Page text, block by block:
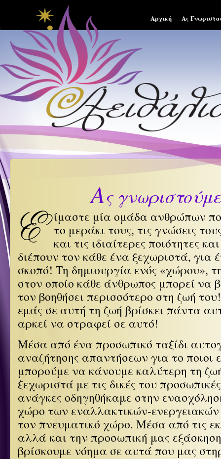
Αρχική Ας
Ας
ίμαστε μία ομάδα ανθρώπων
το μεράκι τους, τις γνώσεις
και τις ιδιαίτερες ποιότητες
διέπουν τον κάθε ένα ξεχωριστά, για
σκοπό! Τη δημιουργία ενός «χώρου»,
στον οποίο κάθε άνθρωπος μπορεί να
τον βοηθήσει περισσότερο στη ζωή
εμάς σε αυτή τη ζωή βρίσκει πάντα
αρκεί να στραφεί σε αυτό!
Μέσα από ένα προσωπικό ταξίδι
αναζήτησης απαντήσεων για το ποιοι
μπορούμε να κάνουμε καλύτερη τη
ξεχωριστά με τις δικές του
ανάγκες οδηγηθήκαμε στην
χώρο των εναλλακτικών-
τον πνευματικό χώρο. Μέσα από τις
αλλά και την προσωπική μας
βρίσκουμε νόημα σε αυτά που μας